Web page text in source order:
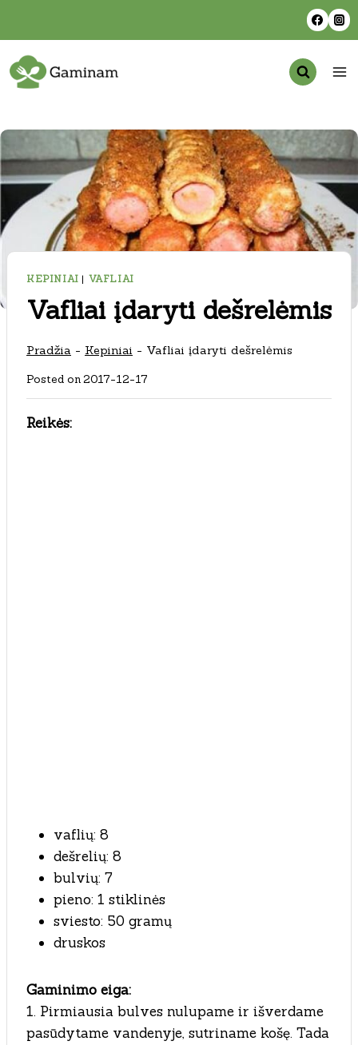
content
KEPINIAI | VAFLIAI
Vafliai įdaryti dešrelėmis
Pradžia - Kepiniai - Vafliai įdaryti dešrelėmis
Posted on2017-12-17
Reikės:
vaflių: 8
dešrelių: 8
bulvių: 7
pieno: 1 stiklinės
sviesto: 50 gramų
druskos
Gaminimo eiga:
1. Pirmiausia bulves nulupame ir išverdame
pasūdytame vandenyje, sutriname košę. Tada